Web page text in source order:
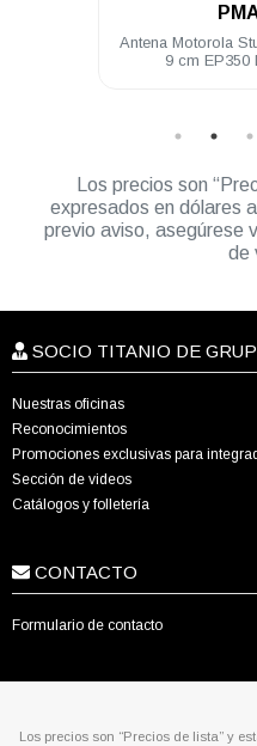
Antena Motorola
9 cm EP350
Los precios son
expresados en dólares
previo aviso, asegúrese
de
SOCIO TITANIO DE
Nuestras oficinas
Reconocimientos
Promociones exclusivas para
Sección de videos
Catálogos y folletería
CONTACTO
Formulario de contacto
Los precios son “Precios de lista” y